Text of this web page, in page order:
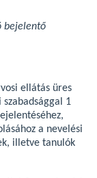
bejelentő
ellátás üres
1
a nevelési
illetve tanulók